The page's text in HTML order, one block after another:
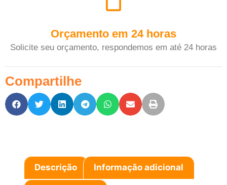
Orçamento em 24 horas
Solicite seu orçamento, respondemos em até 24 horas
Compartilhe
Descrição Informação adicional